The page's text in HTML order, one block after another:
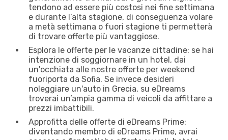
tendono ad essere più costosi nei fine settimana
e durante l’alta stagione, di conseguenza volare
a metà settimana o fuori stagione ti permetterà
di trovare offerte più vantaggiose.
Esplora le offerte per le vacanze cittadine: se hai
intenzione di soggiornare in un hotel, dai
un'occhiata alle nostre offerte per weekend
fuoriporta da Sofia. Se invece desideri
noleggiare un'auto in Grecia, su eDreams
troverai un’ampia gamma di veicoli da affittare a
prezzi imbattibili.
Approfitta delle offerte di eDreams Prime:
diventando membro di eDreams Prime, avrai